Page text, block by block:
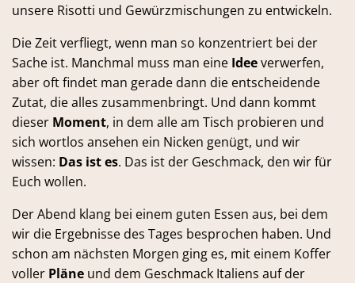
unsere Risotti und Gewürzmischungen zu entwickeln.
Die Zeit verfliegt, wenn man so konzentriert bei der
Sache ist. Manchmal muss man eine Ideeverwerfen,
aber oft findet man gerade dann die entscheidende
Zutat, die alles zusammenbringt. Und dann kommt
dieser Moment, in dem alle am Tisch probieren und
sich wortlos ansehen ein Nicken genügt, und wir
wissen: Das ist es. Das ist der Geschmack, den wir für
Euch wollen.
Der Abend klang bei einem guten Essen aus, bei dem
wir die Ergebnisse des Tages besprochen haben. Und
schon am nächsten Morgen ging es, mit einem Koffer
voller Pläne und dem Geschmack Italiens auf der